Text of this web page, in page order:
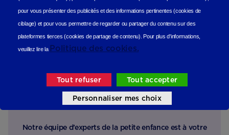
Besoin d’un conseil, d’une
écoute ?
Notre équipe d’experts de la petite enfance est à votre
pour vous présenter des publicités et des informations pertinentes (cookies de
ciblage) et pour vous permettre de regarder ou partager du contenu sur des
plateformes tierces (cookies de partage de contenu). Pour plus d'informations,
veuillez lire la Politique des cookies.
Tout refuser Tout accepter
Personnaliser mes choix